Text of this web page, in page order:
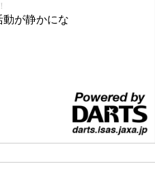
動が静かにな